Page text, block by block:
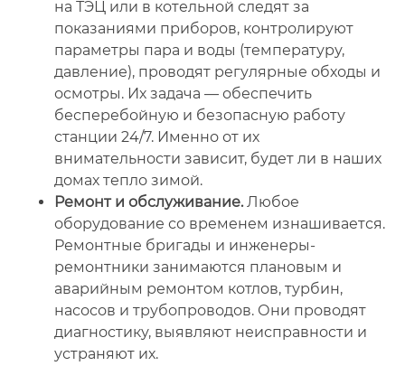
на ТЭЦ или в котельной следят за
показаниями приборов, контролируют
параметры пара и воды (температуру,
давление), проводят регулярные обходы и
осмотры. Их задача — обеспечить
бесперебойную и безопасную работу
станции 24/7. Именно от их
внимательности зависит, будет ли в наших
домах тепло зимой.
Ремонт и обслуживание.Любое
оборудование со временем изнашивается.
Ремонтные бригады и инженеры-
ремонтники занимаются плановым и
аварийным ремонтом котлов, турбин,
насосов и трубопроводов. Они проводят
диагностику, выявляют неисправности и
устраняют их.